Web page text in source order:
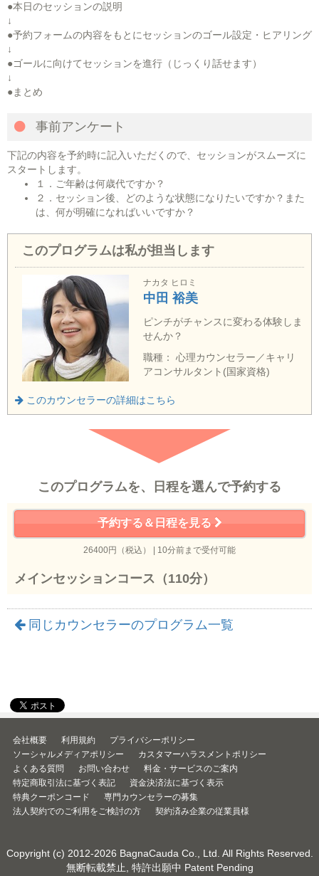
●本日のセッションの説明
↓
●予約フォームの内容をもとにセッションのゴール設定・ヒアリング
↓
●ゴールに向けてセッションを進行（じっくり話せます）
↓
●まとめ
事前アンケート
下記の内容を予約時に記入いただくので、セッションがスムーズに
スタートします。
１．ご年齢は何歳代ですか？
２．セッション後、どのような状態になりたいですか？また
は、何が明確になればいいですか？
このプログラムは私が担当します
ナカタ ヒロミ
中田 裕美
ピンチがチャンスに変わる体験しま
せんか？
職種： 心理カウンセラー／キャリ
アコンサルタント(国家資格)
このカウンセラーの詳細はこちら
このプログラムを、日程を選んで予約する
予約する＆日程を見る
26400円（税込） | 10分前まで受付可能
メインセッションコース（110分）
同じカウンセラーのプログラム一覧
会社概要 利用規約
プライバシーポリシー
ソーシャルメディアポリシー
カスタマーハラスメントポリシー
よくある質問
お問い合わせ
料金・サービスのご案内
特定商取引法に基づく表記
資金決済法に基づく表示
特典クーポンコード
専門カウンセラーの募集
法人契約でのご利用をご検討の方
契約済み企業の従業員様
Copyright (c) 2012-2026 BagnaCauda Co., Ltd. All Rights Reserved.
無断転載禁止, 特許出願中 Patent Pending